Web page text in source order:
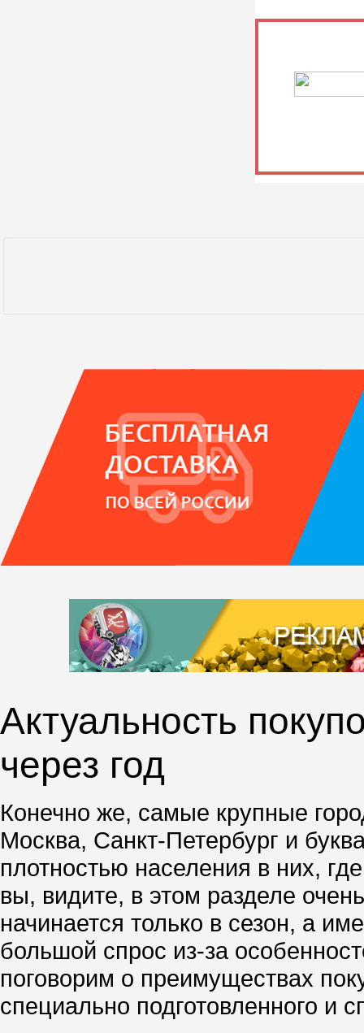
Актуальность
через год
Конечно же, самые крупные
Москва, Санкт-Петербург и
плотностью населения в них,
вы, видите, в этом разделе
начинается только в сезон, а
большой спрос из-за
поговорим о преимуществах
специально подготовленного и